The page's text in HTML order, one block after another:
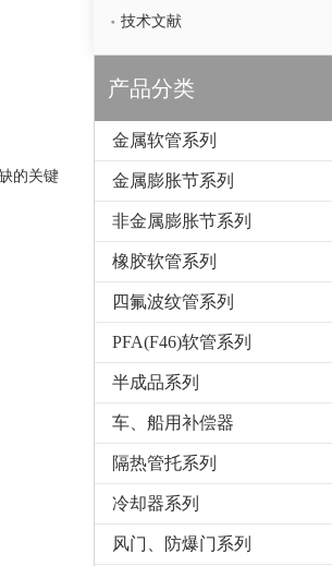
的关键
技术文献
产品分类
金属软管系列
金属膨胀节系列
非金属膨胀节系列
橡胶软管系列
四氟波纹管系列
PFA(F46)软管系列
半成品系列
车、船用补偿器
隔热管托系列
冷却器系列
风门、防爆门系列